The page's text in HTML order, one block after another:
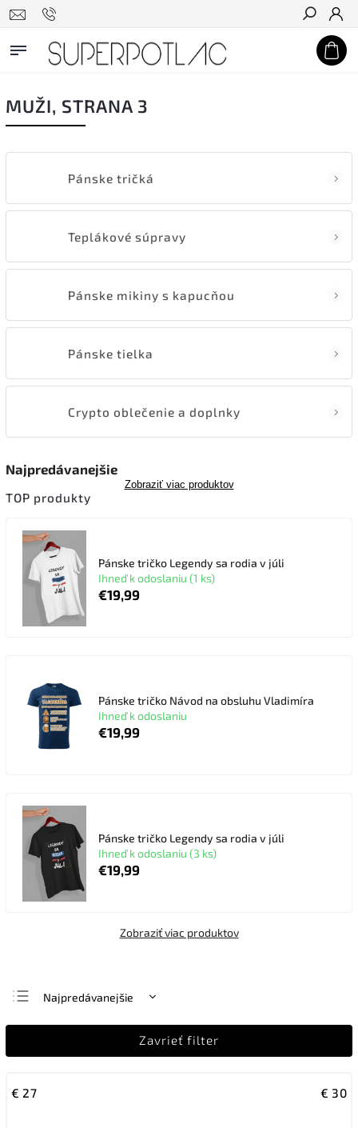
Hľadať
MUŽI, STRANA 3
Pánske tričká
Teplákové súpravy
Pánske mikiny s kapucňou
Pánske tielka
Crypto oblečenie a doplnky
Najpredávanejšie
Zobraziť viac produktov
TOP produkty
Pánske tričko Legendy sa rodia v júli
Ihneď k odoslaniu (1 ks)
€19,99
Pánske tričko Návod na obsluhu Vladimíra
Ihneď k odoslaniu
€19,99
Pánske tričko Legendy sa rodia v júli
Ihneď k odoslaniu (3 ks)
€19,99
Zobraziť viac produktov
Najpredávanejšie
Najlacnejšie
Zavrieť filter
€ 27 € 30